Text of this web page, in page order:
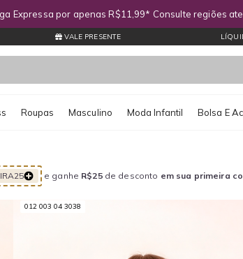
Expressa por apenas R$11,99* Consulte regiões
VALE PRESENTE
Bolsa E
Masculino Moda Infantil
Roupas
e ganhe R$25de desconto em sua primeira
012 003 04 3038